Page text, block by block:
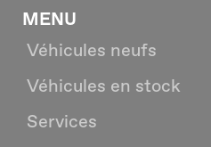
MENU
Véhicules neufs
Véhicules en stock
Services